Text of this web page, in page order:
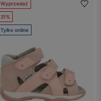
Wyprzedaż
31%
Tylko online